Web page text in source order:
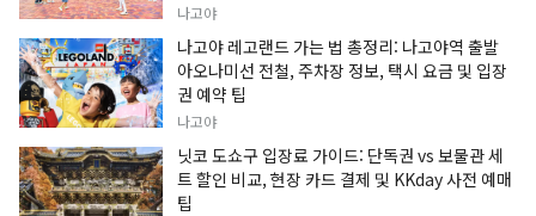
나고야
나고야 레고랜드 가는 법 총정리: 나고야역 출발
아오나미선 전철, 주차장 정보, 택시 요금 및 입장
권 예약 팁
나고야
닛코 도쇼구 입장료 가이드: 단독권 vs 보물관 세
트 할인 비교, 현장 카드 결제 및 KKday 사전 예매
팁